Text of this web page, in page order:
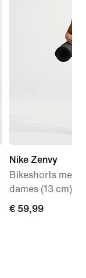
Nike Zenvy
Bikeshorts met
dames (13 cm)
€ 59,99
€ 59,99